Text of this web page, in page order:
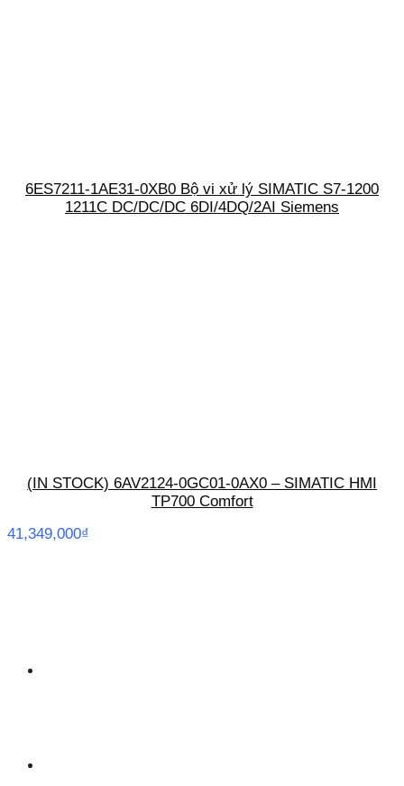
6ES7211-1AE31-0XB0 Bộ vi xử lý SIMATIC S7-1200
1211C DC/DC/DC 6DI/4DQ/2AI Siemens
(IN STOCK) 6AV2124-0GC01-0AX0 – SIMATIC HMI
TP700 Comfort
41,349,000₫